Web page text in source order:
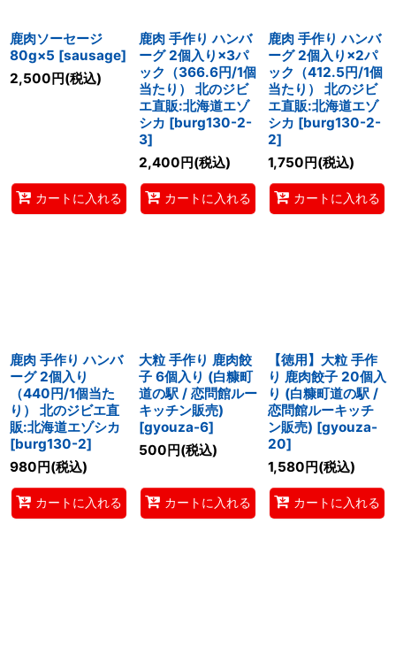
絞り込む
鹿肉ソーセージ
80g×5 [sausage]
2,500円(税込)
カートに入れる
鹿肉 手作り ハンバ
ーグ 2個入り×3パ
ック（366.6円/1個
当たり） 北のジビ
エ直販:北海道エゾ
シカ [burg130-2-
3]
2,400円(税込)
カートに入れる
鹿肉 手作り ハンバ
ーグ 2個入り×2パ
ック（412.5円/1個
当たり） 北のジビ
エ直販:北海道エゾ
シカ [burg130-2-
2]
1,750円(税込)
カートに入れる
鹿肉 手作り ハンバ
ーグ 2個入り
（440円/1個当た
り） 北のジビエ直
販:北海道エゾシカ
[burg130-2]
980円(税込)
カートに入れる
大粒 手作り 鹿肉餃
子 6個入り (白糠町
道の駅 / 恋問館ルー
キッチン販売)
[gyouza-6]
500円(税込)
カートに入れる
【徳用】大粒 手作
り 鹿肉餃子 20個入
り (白糠町道の駅 /
恋問館ルーキッチ
ン販売) [gyouza-
20]
1,580円(税込)
カートに入れる